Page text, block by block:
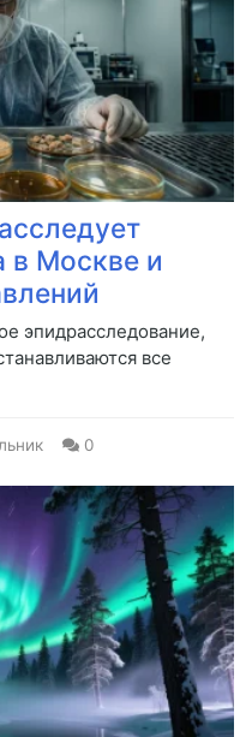
в Москве и
эпидрасследование,
все
0